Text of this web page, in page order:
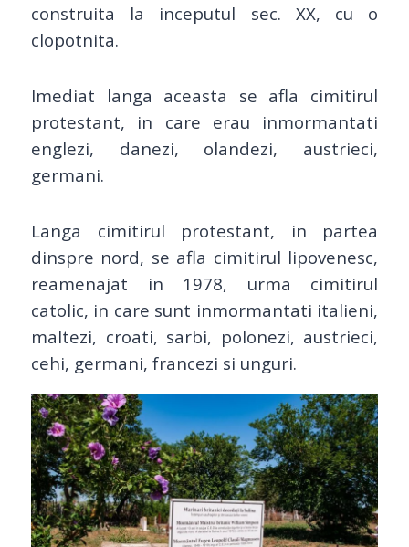
construita la inceputul sec. XX, cu o
clopotnita.
Imediat langa aceasta se afla cimitirul
protestant, in care erau inmormantati
englezi, danezi, olandezi, austrieci,
germani.
Langa cimitirul protestant, in partea
dinspre nord, se afla cimitirul lipovenesc,
reamenajat in 1978, urma cimitirul
catolic, in care sunt inmormantati italieni,
maltezi, croati, sarbi, polonezi, austrieci,
cehi, germani, francezi si unguri.